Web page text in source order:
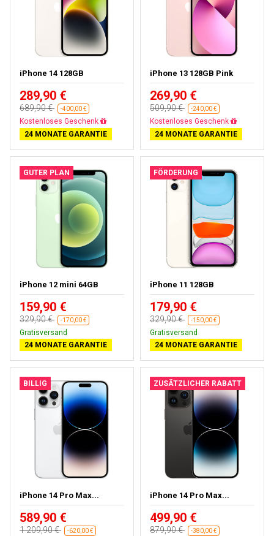
iPhone 14 128GB
289,90 €
689,90 € -400,00 €
Gratisversand
24 MONATE GARANTIE
iPhone 13 128GB Pink
269,90 €
509,90 € -240,00 €
Gratisversand
24 MONATE GARANTIE
GUTER PLAN
iPhone 12 mini 64GB
159,90 €
329,90 € -170,00 €
Gratisversand
24 MONATE GARANTIE
FÖRDERUNG
iPhone 11 128GB
179,90 €
329,90 € -150,00 €
Gratisversand
24 MONATE GARANTIE
BILLIG
iPhone 14 Pro Max...
589,90 €
1 209,90 € -620,00 €
ZUSÄTZLICHER RABATT
iPhone 14 Pro Max...
499,90 €
879,90 € -380,00 €